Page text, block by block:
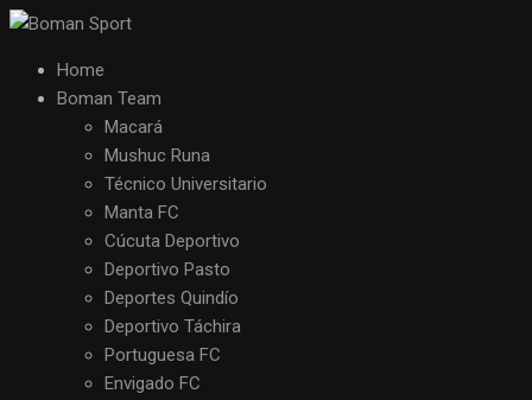
Home
Boman Team
Macará
Mushuc Runa
Técnico Universitario
Manta FC
Cúcuta Deportivo
Deportivo Pasto
Deportes Quindío
Deportivo Táchira
Portuguesa FC
Envigado FC